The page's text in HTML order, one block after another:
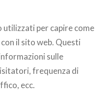
utilizzati per capire come
il sito web. Questi
sulle
frequenza di
ecc.